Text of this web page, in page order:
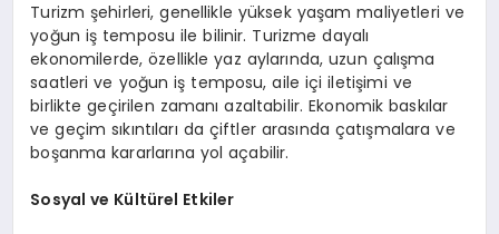
Turizm şehirleri, genellikle yüksek yaşam maliyetleri ve
yoğun iş temposu ile bilinir. Turizme dayalı
ekonomilerde, özellikle yaz aylarında, uzun çalışma
saatleri ve yoğun iş temposu, aile içi iletişimi ve
birlikte geçirilen zamanı azaltabilir. Ekonomik baskılar
ve geçim sıkıntıları da çiftler arasında çatışmalara ve
boşanma kararlarına yol açabilir.
Sosyal ve Kültürel Etkiler